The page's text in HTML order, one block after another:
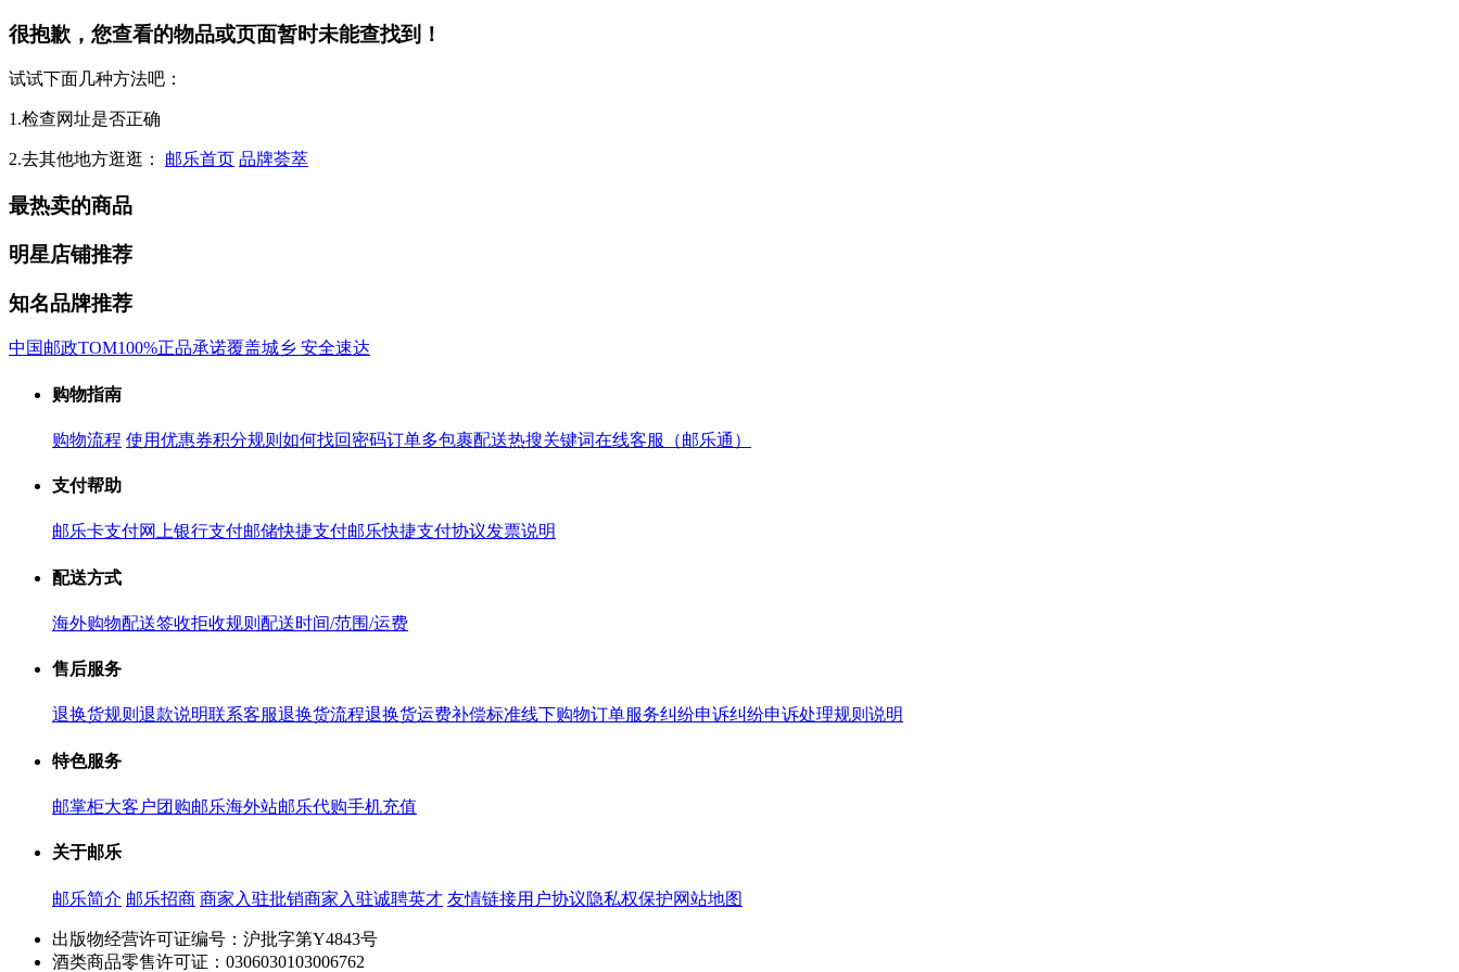
很抱歉，您查看的物品或页面暂时未能查找到！
试试下面几种方法吧：
1.检查网址是否正确
2.去其他地方逛逛： 邮乐首页 品牌荟萃
最热卖的商品
明星店铺推荐
知名品牌推荐
中国邮政TOM100%正品承诺覆盖城乡 安全速达
购物指南
购物流程 使用优惠券积分规则 如何找回密码订单多包裹配送热搜关键词在线客服（邮乐通）
支付帮助
邮乐卡支付网上银行支付邮储快捷支付邮乐快捷支付协议发票说明
配送方式
海外购物配送签收拒收规则 配送时间/范围/运费
售后服务
退换货规则 退款说明联系客服退换货流程退换货运费补偿标准线下购物订单服务纠纷申诉纠纷申诉处理规则说明
特色服务
邮掌柜大客户团购邮乐海外站邮乐代购手机充值
关于邮乐
邮乐简介 邮乐招商 商家入驻批销商家入驻诚聘英才 友情链接用户协议隐私权保护网站地图
出版物经营许可证编号：沪批字第Y4843号
酒类商品零售许可证：0306030103006762